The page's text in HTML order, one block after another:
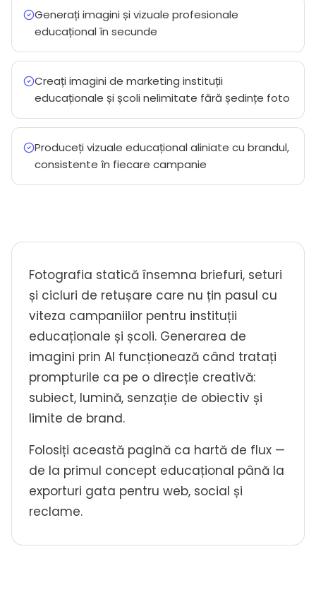
Generați imagini și vizuale profesionale
educațional în secunde
Creați imagini de marketing instituții
educaționale și școli nelimitate fără ședințe foto
Produceți vizuale educațional aliniate cu brandul,
consistente în fiecare campanie
Fotografia statică însemna briefuri, seturi
și cicluri de retușare care nu țin pasul cu
viteza campaniilor pentru instituții
educaționale și școli. Generarea de
imagini prin AI funcționează când tratați
prompturile ca pe o direcție creativă:
subiect, lumină, senzație de obiectiv și
limite de brand.
Folosiți această pagină ca hartă de flux —
de la primul concept educațional până la
exporturi gata pentru web, social și
reclame.